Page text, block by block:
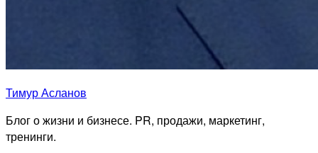
Тимур Асланов
Блог о жизни и бизнесе. PR, продажи, маркетинг,
тренинги.